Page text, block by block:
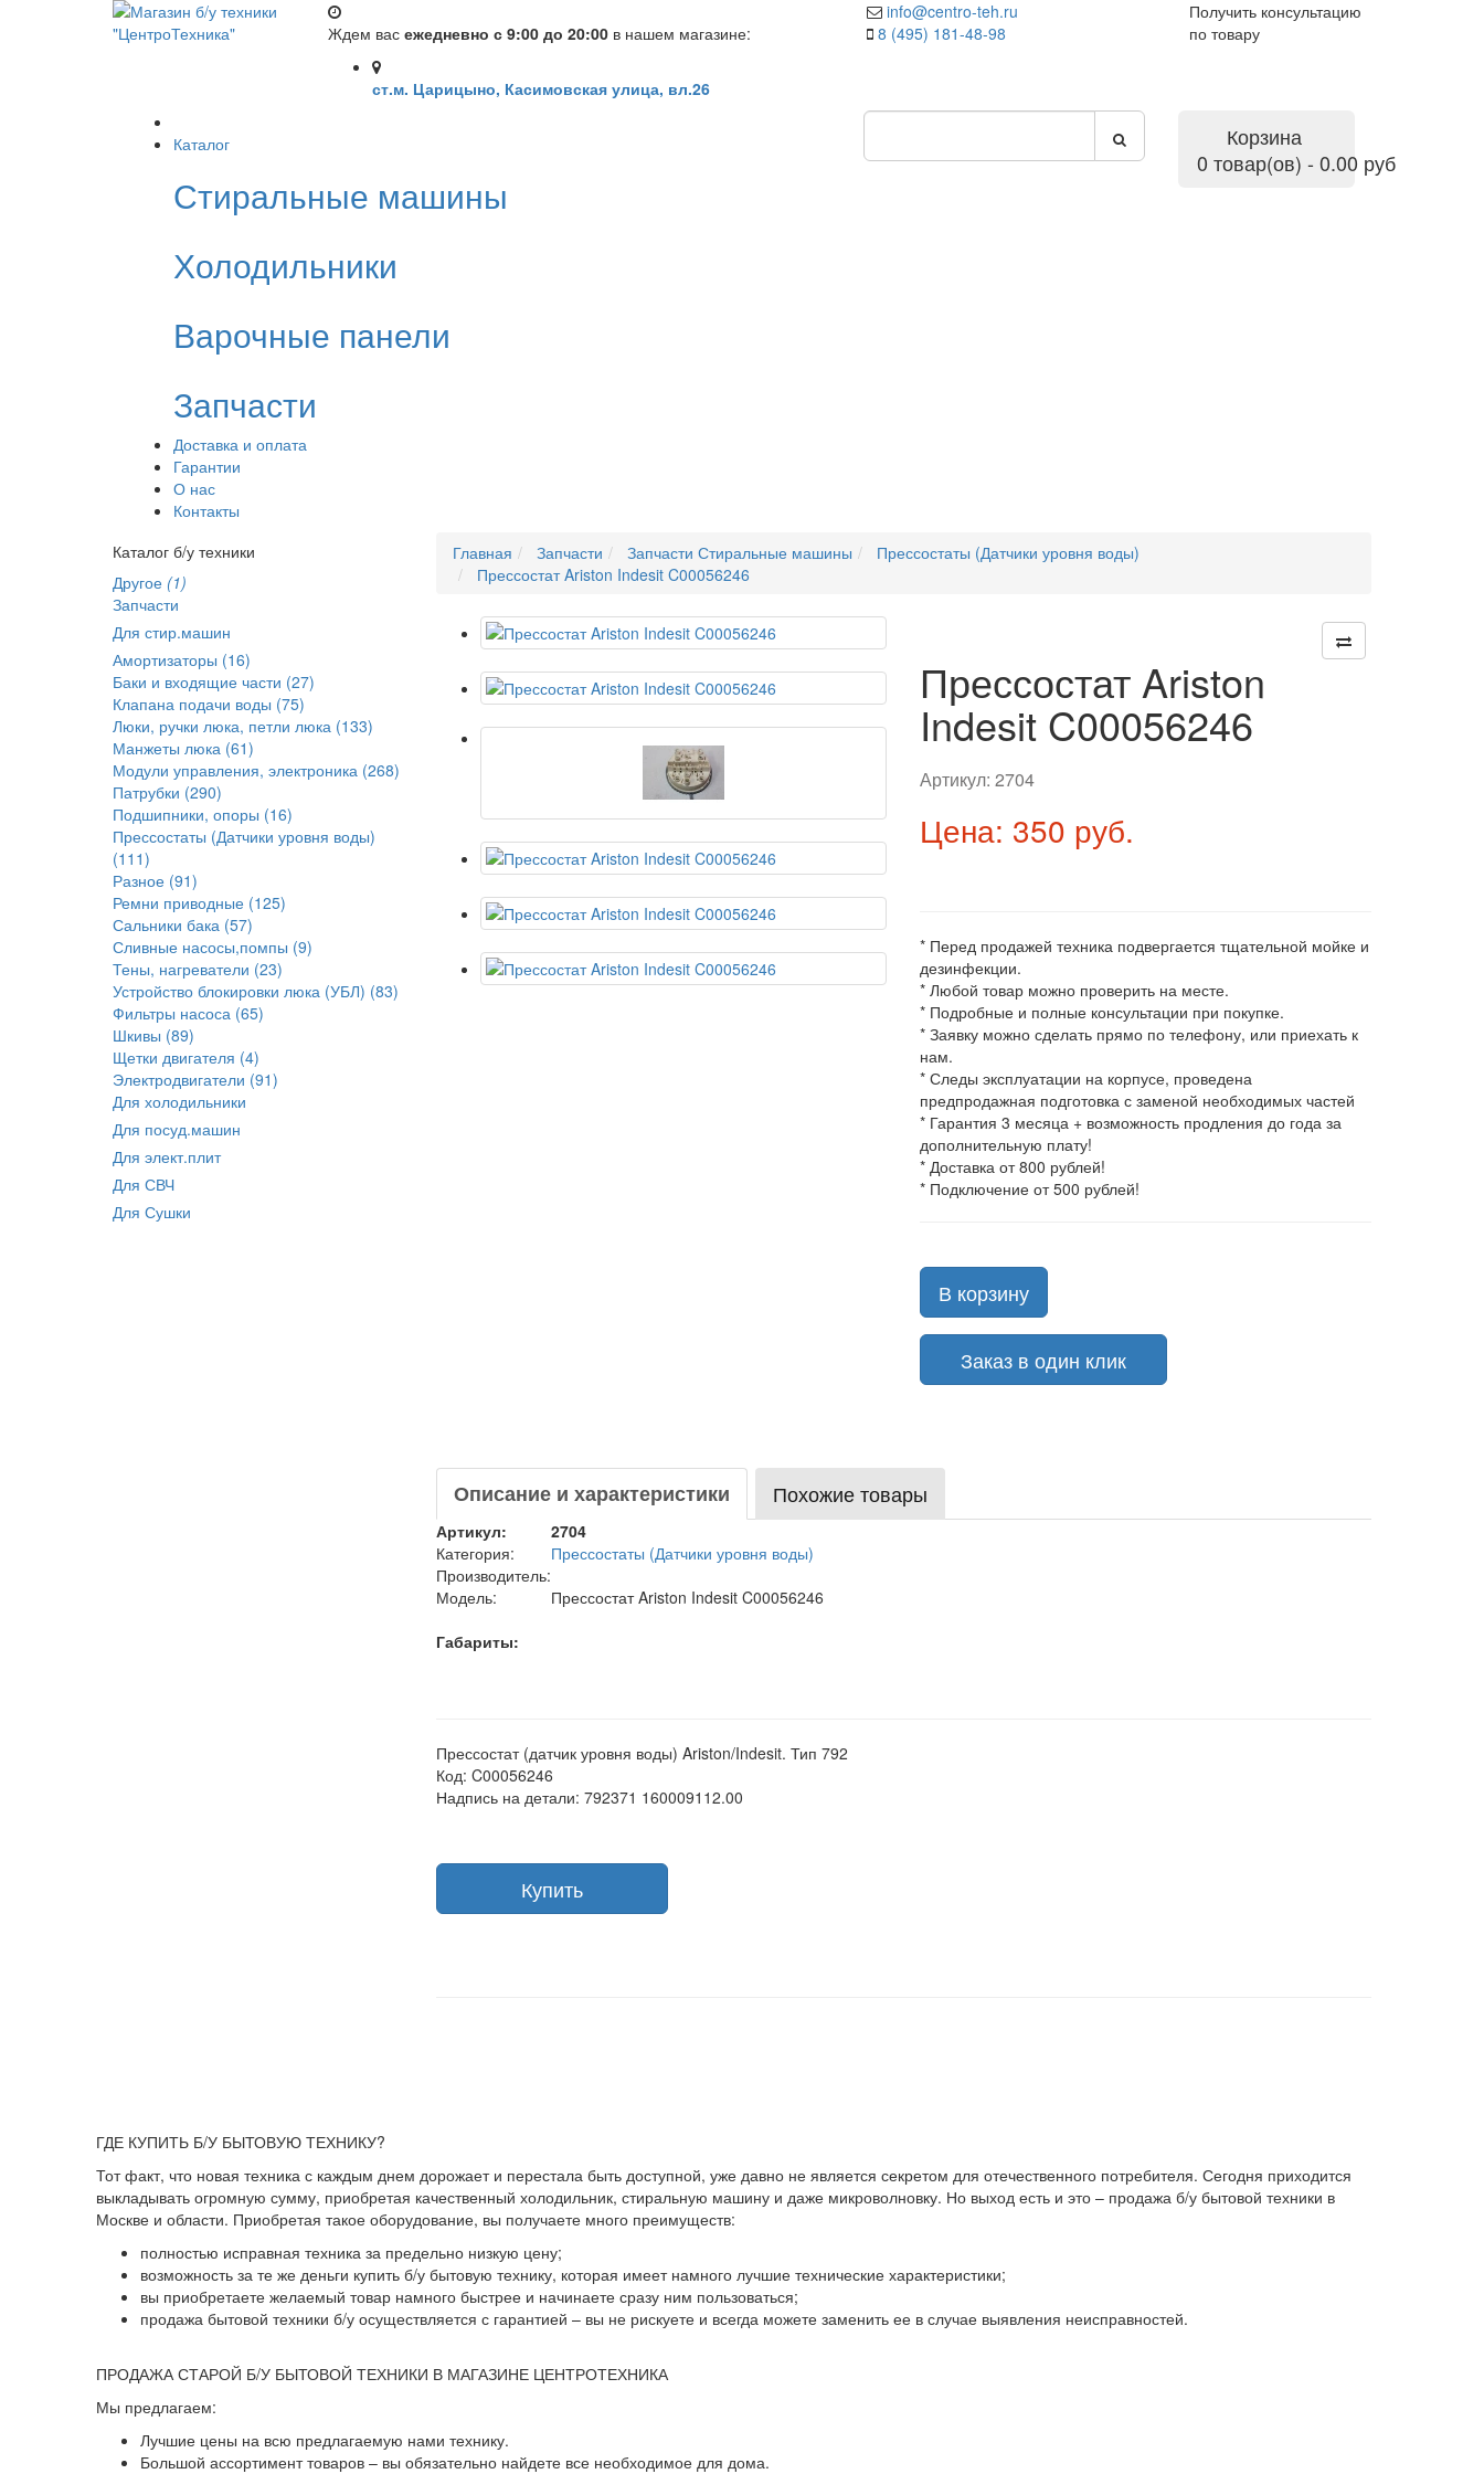
Ждем вас ежедневно с 9:00 до 20:00 в нашем магазине:
ст.м. Царицыно, Касимовская улица, вл.26
info@centro-teh.ru
8 (495) 181-48-98
Получить консультацию
по товару
Каталог
Стиральные машины
Холодильники
Варочные панели
Запчасти
Доставка и оплата
Гарантии
О нас
Контакты
Корзина
0 товар(ов) - 0.00 руб
Каталог б/у техники
Другое (1)
Запчасти
Для стир.машин
Амортизаторы (16)
Баки и входящие части (27)
Клапана подачи воды (75)
Люки, ручки люка, петли люка (133)
Манжеты люка (61)
Модули управления, электроника (268)
Патрубки (290)
Подшипники, опоры (16)
Прессостаты (Датчики уровня воды)
(111)
Разное (91)
Ремни приводные (125)
Сальники бака (57)
Сливные насосы,помпы (9)
Тены, нагреватели (23)
Устройство блокировки люка (УБЛ) (83)
Фильтры насоса (65)
Шкивы (89)
Щетки двигателя (4)
Электродвигатели (91)
Для холодильники
Для посуд.машин
Для элект.плит
Для СВЧ
Для Сушки
Главная Запчасти Запчасти Стиральные машины
Прессостаты (Датчики уровня воды)
Прессостат Ariston Indesit C00056246
Прессостат Ariston
Indesit C00056246
Артикул:2704
Цена: 350 руб.
* Перед продажей техника подвергается тщательной мойке и
дезинфекции.
* Любой товар можно проверить на месте.
* Подробные и полные консультации при покупке.
* Заявку можно сделать прямо по телефону, или приехать к
нам.
* Следы эксплуатации на корпусе, проведена
предпродажная подготовка с заменой необходимых частей
* Гарантия 3 месяца + возможность продления до года за
дополнительную плату!
* Доставка от 800 рублей!
* Подключение от 500 рублей!
В корзину
Заказ в один клик
Описание и характеристики Похожие товары
Артикул:
2704
Категория:
Прессостаты (Датчики уровня воды)
Производитель:
Модель:
Прессостат Ariston Indesit C00056246
Габариты:
Прессостат (датчик уровня воды) Ariston/Indesit. Тип 792
Код: C00056246
Надпись на детали: 792371 160009112.00
ГДЕ КУПИТЬ Б/У БЫТОВУЮ ТЕХНИКУ?
Тот факт, что новая техника с каждым днем дорожает и перестала быть доступной, уже давно не является секретом для отечественного потребителя. Сегодня приходится
выкладывать огромную сумму, приобретая качественный холодильник, стиральную машину и даже микроволновку. Но выход есть и это – продажа б/у бытовой техники в
Москве и области. Приобретая такое оборудование, вы получаете много преимуществ:
полностью исправная техника за предельно низкую цену;
возможность за те же деньги купить б/у бытовую технику, которая имеет намного лучшие технические характеристики;
вы приобретаете желаемый товар намного быстрее и начинаете сразу ним пользоваться;
продажа бытовой техники б/у осуществляется с гарантией – вы не рискуете и всегда можете заменить ее в случае выявления неисправностей.
ПРОДАЖА СТАРОЙ Б/У БЫТОВОЙ ТЕХНИКИ В МАГАЗИНЕ ЦЕНТРОТЕХНИКА
Мы предлагаем:
Лучшие цены на всю предлагаемую нами технику.
Большой ассортимент товаров – вы обязательно найдете все необходимое для дома.